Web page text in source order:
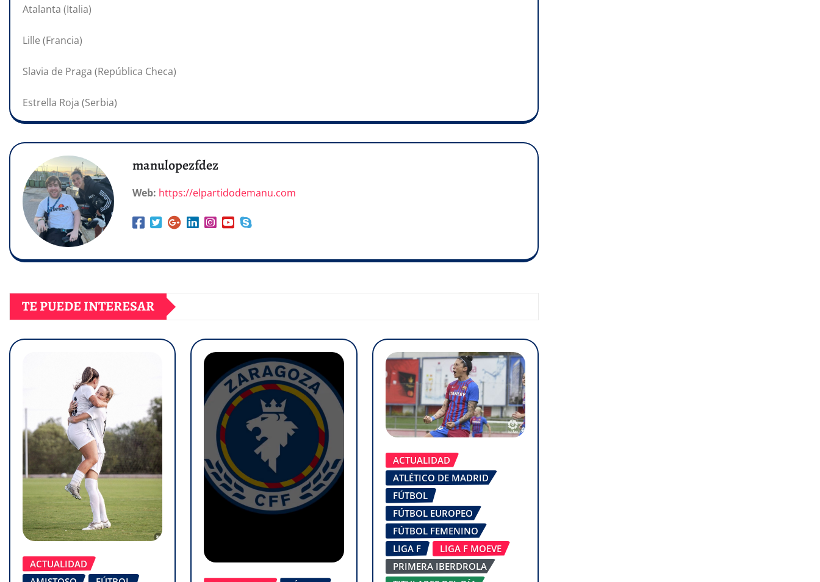
Atalanta (Italia)
Lille (Francia)
Slavia de Praga (República Checa)
Estrella Roja (Serbia)
manulopezfdez
Web: https://elpartidodemanu.com
TE PUEDE INTERESAR
ACTUALIDAD
ACTUALIDAD
ATLÉTICO DE MADRID
FÚTBOL
FÚTBOL EUROPEO
FÚTBOL FEMENINO
LIGA F
LIGA F MOEVE
PRIMERA IBERDROLA